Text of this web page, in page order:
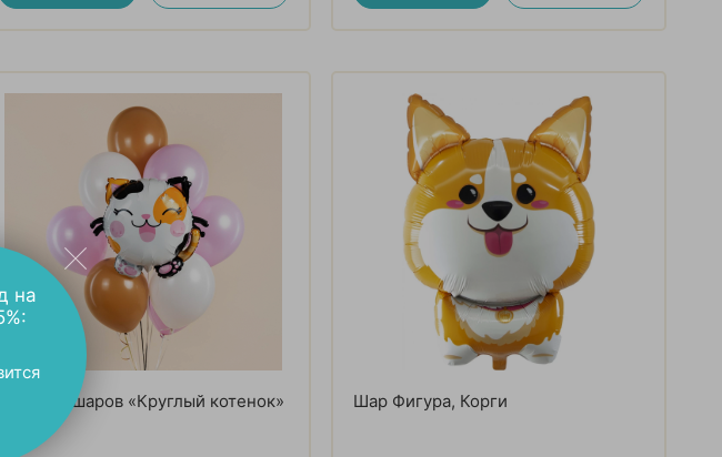
Букет из шаров «Круглый котенок» Шар Фигура, Корги
на